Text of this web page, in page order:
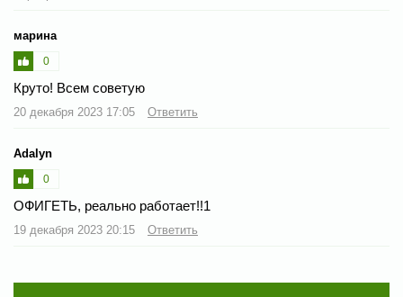
марина
0
Круто! Всем советую
20 декабря 2023 17:05 Ответить
Adalyn
0
ОФИГЕТЬ, реально работает!!1
19 декабря 2023 20:15 Ответить